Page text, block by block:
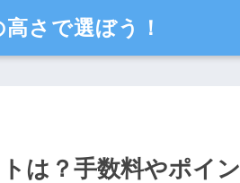
さで選ぼう！
は？手数料やポイン